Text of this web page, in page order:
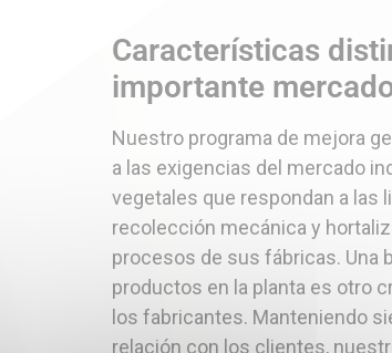
Características
importante
Nuestro programa de mejora
a las exigencias del mercado
vegetales que respondan a las
recolección mecánica y
procesos de sus fábricas. Una
productos en la planta es otro
los fabricantes. Manteniendo
relación con los clientes,